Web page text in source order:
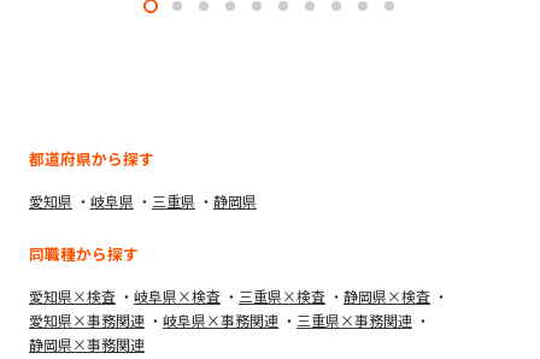
都道府県から探す
愛知県 岐阜県 三重県 静岡県
同職種から探す
愛知県×検査 岐阜県×検査 三重県×検査
静岡県×検査
愛知県×事務関連
岐阜県×事務関連
三重県×事務関連
静岡県×事務関連